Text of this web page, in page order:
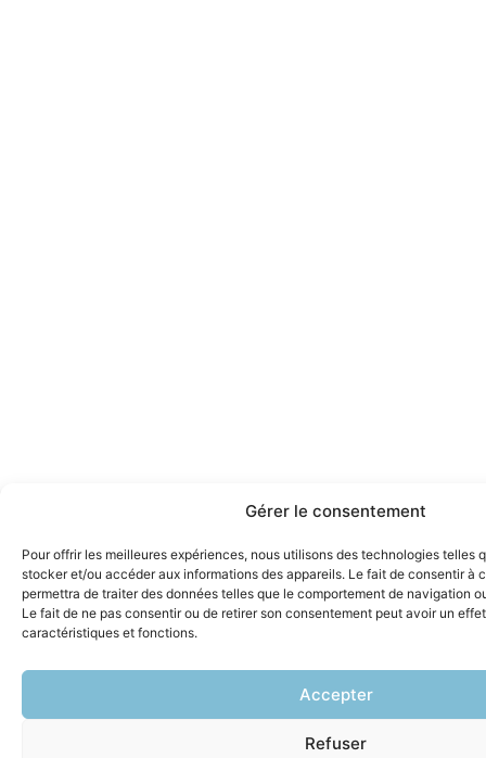
Gérer le consentement
Pour offrir les meilleures expériences, nous utilisons des technologies telles
stocker et/ou accéder aux informations des appareils. Le fait de consentir à
permettra de traiter des données telles que le comportement de navigation
Le fait de ne pas consentir ou de retirer son consentement peut avoir un
caractéristiques et fonctions.
Accepter
Refuser